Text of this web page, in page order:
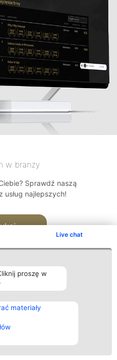
Live chat
proszę w
materiały
w branży
Sprawdź naszą
najlepszych!
Kontakt
Kontakt